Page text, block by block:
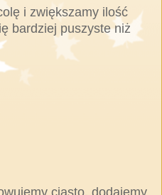
i zwiększamy ilość
bardziej puszyste niż
ciasto, dodajemy